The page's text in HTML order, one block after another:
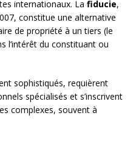
internationaux. La fiducie,
constitue une alternative
de propriété à un tiers (le
l’intérêt du constituant ou
sophistiqués, requièrent
spécialisés et s’inscrivent
complexes, souvent à